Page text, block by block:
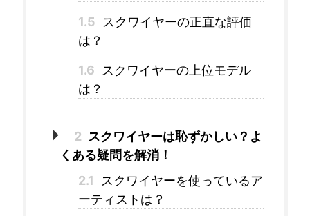
1.5
スクワイヤーの正直な評価
は？
1.6
スクワイヤーの上位モデル
は？
2 スクワイヤーは恥ずかしい？よ
くある疑問を解消！
2.1
スクワイヤーを使っているア
ーティストは？